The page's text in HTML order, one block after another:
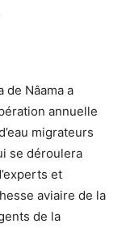
de Nâama a
annuelle
migrateurs
se déroulera
et
aviaire de la
de la